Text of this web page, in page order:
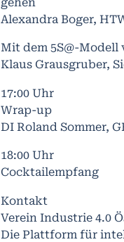
Alexandra Boger,
Mit dem 5S@-­
Klaus Grausgruber,
17:00 Uhr
Wrap-up
DI Roland Sommer,
18:00 Uhr
Cocktailempfang
Kontakt
Verein Industrie 4.0
Die Plattform für